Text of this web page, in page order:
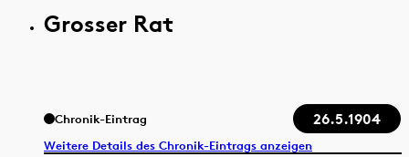
Grosser Rat
Chronik-Eintrag 26.5.1904
Weitere Details des Chronik-Eintrags anzeigen